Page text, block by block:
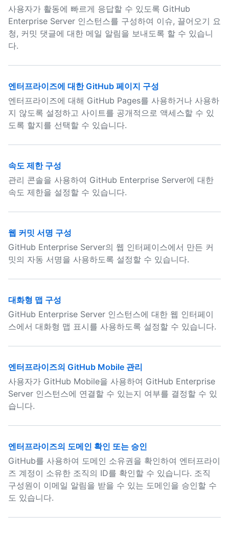
사용자가 활동에 빠르게 응답할 수 있도록 GitHub
Enterprise Server 인스턴스를 구성하여 이슈, 끌어오기 요
청, 커밋 댓글에 대한 메일 알림을 보내도록 할 수 있습니
다.
엔터프라이즈에 대한 GitHub 페이지 구성
엔터프라이즈에 대해 GitHub Pages를 사용하거나 사용하
지 않도록 설정하고 사이트를 공개적으로 액세스할 수 있
도록 할지를 선택할 수 있습니다.
속도 제한 구성
관리 콘솔을 사용하여 GitHub Enterprise Server에 대한
속도 제한을 설정할 수 있습니다.
웹 커밋 서명 구성
GitHub Enterprise Server의 웹 인터페이스에서 만든 커
밋의 자동 서명을 사용하도록 설정할 수 있습니다.
대화형 맵 구성
GitHub Enterprise Server 인스턴스에 대한 웹 인터페이
스에서 대화형 맵 표시를 사용하도록 설정할 수 있습니다.
엔터프라이즈의 GitHub Mobile 관리
사용자가 GitHub Mobile을 사용하여 GitHub Enterprise
Server 인스턴스에 연결할 수 있는지 여부를 결정할 수 있
습니다.
엔터프라이즈의 도메인 확인 또는 승인
GitHub를 사용하여 도메인 소유권을 확인하여 엔터프라이
즈 계정이 소유한 조직의 ID를 확인할 수 있습니다. 조직
구성원이 이메일 알림을 받을 수 있는 도메인을 승인할 수
도 있습니다.